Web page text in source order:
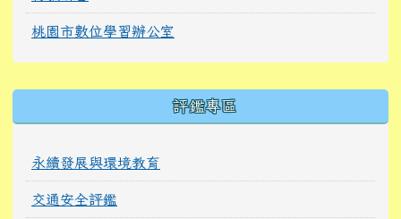
桃園市數位學習辦公室
評鑑專區
永續發展與環境教育
交通安全評鑑